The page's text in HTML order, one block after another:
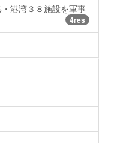
港湾３８施設を軍事
4res